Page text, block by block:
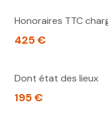
Honoraires TTC
425 €
Dont état des lieux
195 €